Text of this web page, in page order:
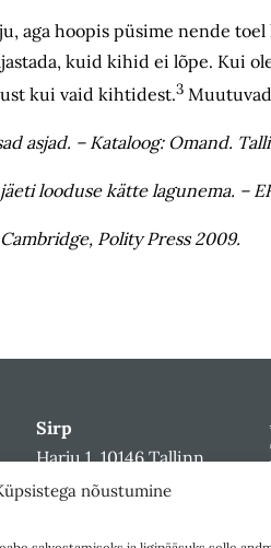
nõustumine
aga hoopis püsime nende
kuid kihid ei lõpe. Kui
kui vaid kihtidest.3
asjad. – Kataloog: Omand.
looduse kätte lagunema. –
Polity Press 2009.
Sirp
Harju 1, 10146 Tallinn
sirp@sirp.ee